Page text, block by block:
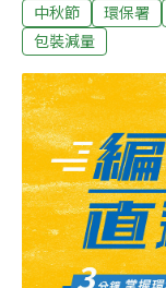
帶來的環境污染
且於96年舉辦綠
作品有6件獲獎，
源」、「易回收
裝觀念，展現新
計創意。樹德科
將課堂上的作業
製成一紙成型、
要短短幾秒鐘，
為了幫助果農方
中秋節 環保署
包裝減量